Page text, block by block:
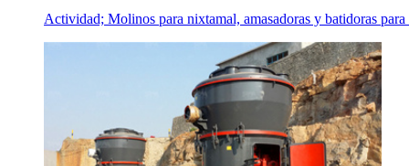
Actividad; Molinos para nixtamal, amasadoras y batidoras